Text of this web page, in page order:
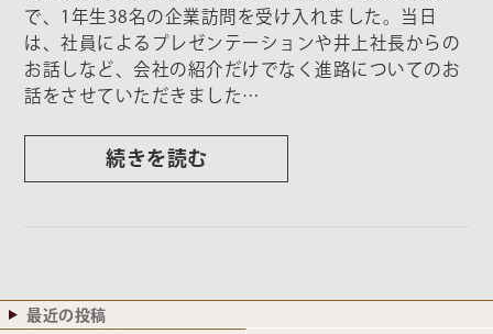
で、1年生38名の企業訪問を受け入れました。当日
は、社員によるプレゼンテーションや井上社長からの
お話しなど、会社の紹介だけでなく進路についてのお
話をさせていただきました…
続きを読む
最近の投稿